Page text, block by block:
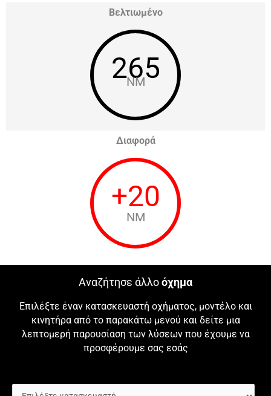
Βελτιωμένο
265
NM
Διαφορά
+20
NM
Αναζήτησε άλλοόχημα
Επιλέξτε έναν κατασκευαστή οχήματος, μοντέλο και
κινητήρα από το παρακάτω μενού και δείτε μια
λεπτομερή παρουσίαση των λύσεων που έχουμε να
προσφέρουμε σας εσάς